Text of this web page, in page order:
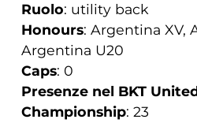
Ruolo: utility back
Honours: Argentina XV,
Argentina U20
Caps: 0
Presenze nel BKT
Championship: 23